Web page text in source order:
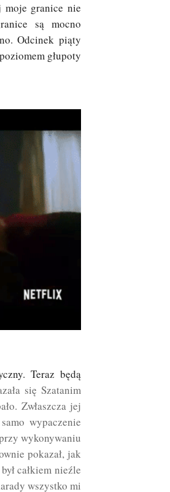
moje granice nie
są mocno
Odcinek piąty
głupoty
Teraz będą
się Szatanim
Zwłaszcza jej
wypaczenie
wykonywaniu
pokazał, jak
całkiem nieźle
wszystko mi